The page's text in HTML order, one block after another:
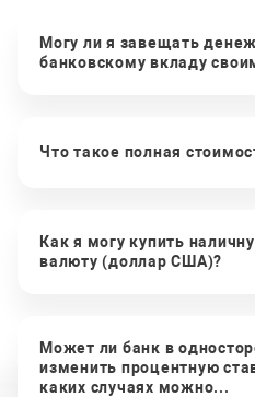
Могу ли я завещать
банковскому вкладу
Что такое полная
Как я могу купить
валюту (доллар США)?
Может ли банк в
изменить процентную
каких случаях можно...